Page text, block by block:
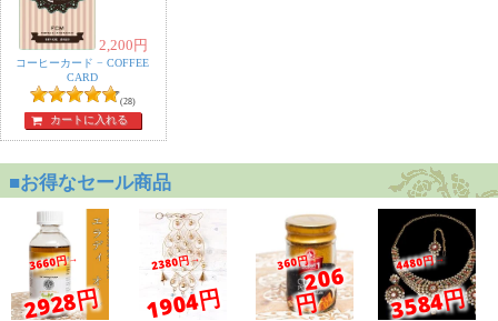
コーヒーカード − COFFEE
CARD
2,200 円
(28)
カートに入れる